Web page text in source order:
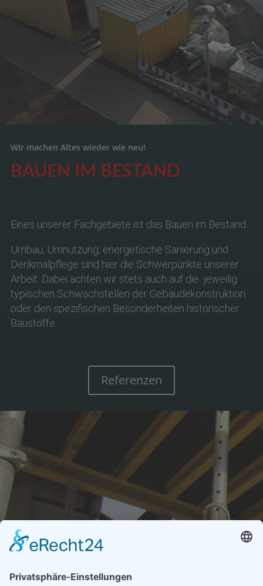
WIr machen Altes wieder wie neu!
BAUEN IM BESTAND
Eines unserer Fachgebiete ist das Bauen im Bestand.
Umbau, Umnutzung, energetische Sanierung und
Denkmalpflege sind hier die Schwerpunkte unserer
Arbeit. Dabei achten wir stets auch auf die jeweilig
typischen Schwachstellen der Gebäudekonstruktion
oder den spezifischen Besonderheiten historischer
Baustoffe.
Referenzen